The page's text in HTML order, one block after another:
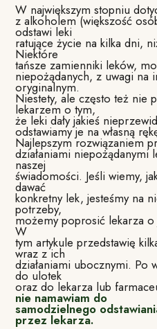
W największym stopniu
z alkoholem (większość
odstawi leki
ratujące życie na kilka dni,
Niektóre
tańsze zamienniki leków,
niepożądanych, z uwagi na
oryginalnym.
Niestety, ale często też nie
lekarzem o tym,
że leki dały jakieś
odstawiamy je na własną
Najlepszym rozwiązaniem
działaniami niepożądanymi
naszej
świadomości. Jeśli wiemy,
dawać
konkretny lek, jesteśmy na
potrzeby,
możemy poprosić lekarza
W
tym artykule przedstawię
wraz z ich
działaniami ubocznymi. Po
do ulotek
oraz do lekarza lub
nie namawiam do
samodzielnego
przez lekarza.